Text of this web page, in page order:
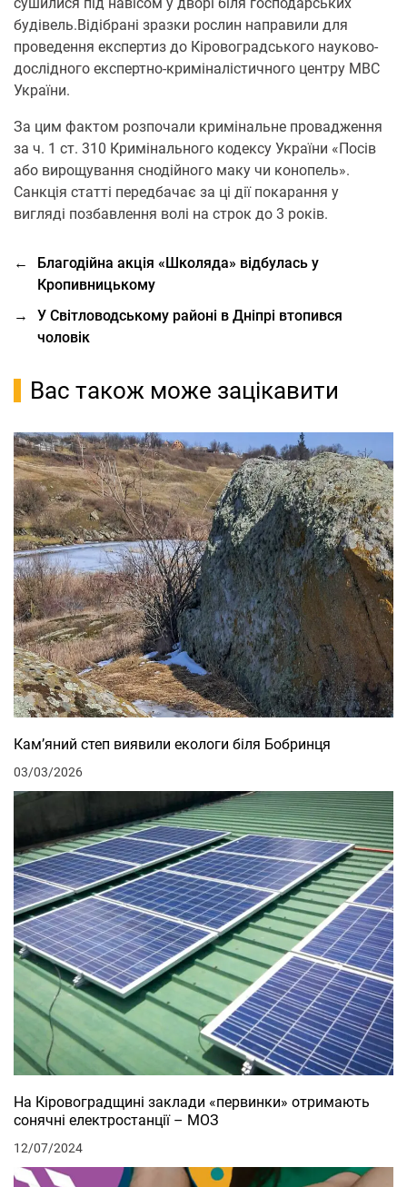
будівель.Відібрані зразки рослин направили для
проведення експертиз до Кіровоградського науково-
дослідного експертно-криміналістичного центру МВС
України.
За цим фактом розпочали кримінальне провадження
за ч. 1 ст. 310 Кримінального кодексу України «Посів
або вирощування снодійного маку чи конопель».
Санкція статті передбачає за ці дії покарання у
вигляді позбавлення волі на строк до 3 років.
←
Благодійна акція «Школяда» відбулась у
Кропивницькому
→
У Світловодському районі в Дніпрі втопився
чоловік
Вас також може зацікавити
Кам’яний степ виявили екологи біля Бобринця
03/03/2026
На Кіровоградщині заклади «первинки» отримають
сонячні електростанції – МОЗ
12/07/2024